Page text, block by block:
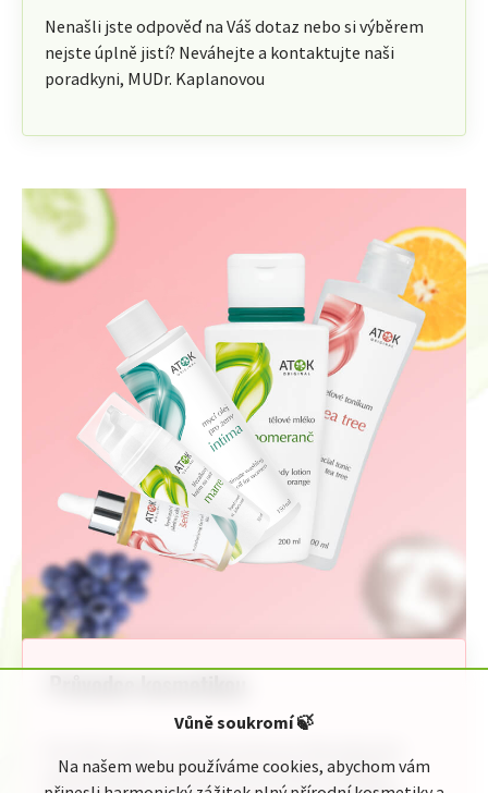
Vůně soukromí🍃
Na našem webu používáme cookies, abychom vám
Nenašli jste odpověď na Váš dotaz nebo si výběrem
nejste úplně jistí? Neváhejte a kontaktujte naši
poradkyni, MUDr. Kaplanovou
jednoduchého průvodce kosmetickou nabídkou